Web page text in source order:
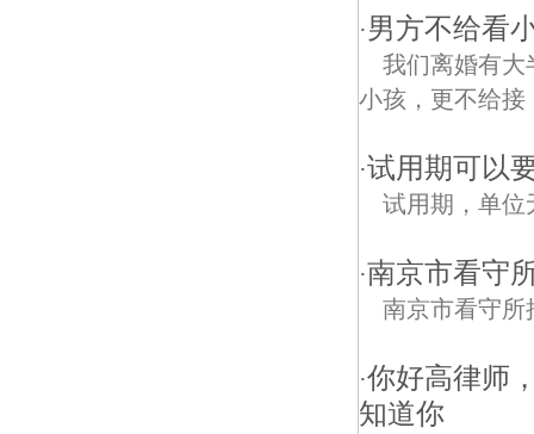
·男方不给看
我们离婚有大
小孩，更不给接
·试用期可以
试用期，单位
·南京市看守
南京市看守所
·你好高律师
知道你